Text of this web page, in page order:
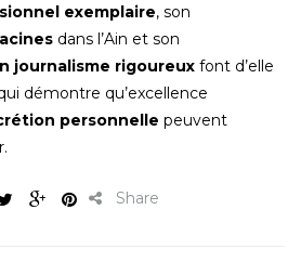
exemplaire, son
dans l’Ain et son
journalisme rigoureux font d’elle
démontre qu’excellence
personnelle peuvent
Share